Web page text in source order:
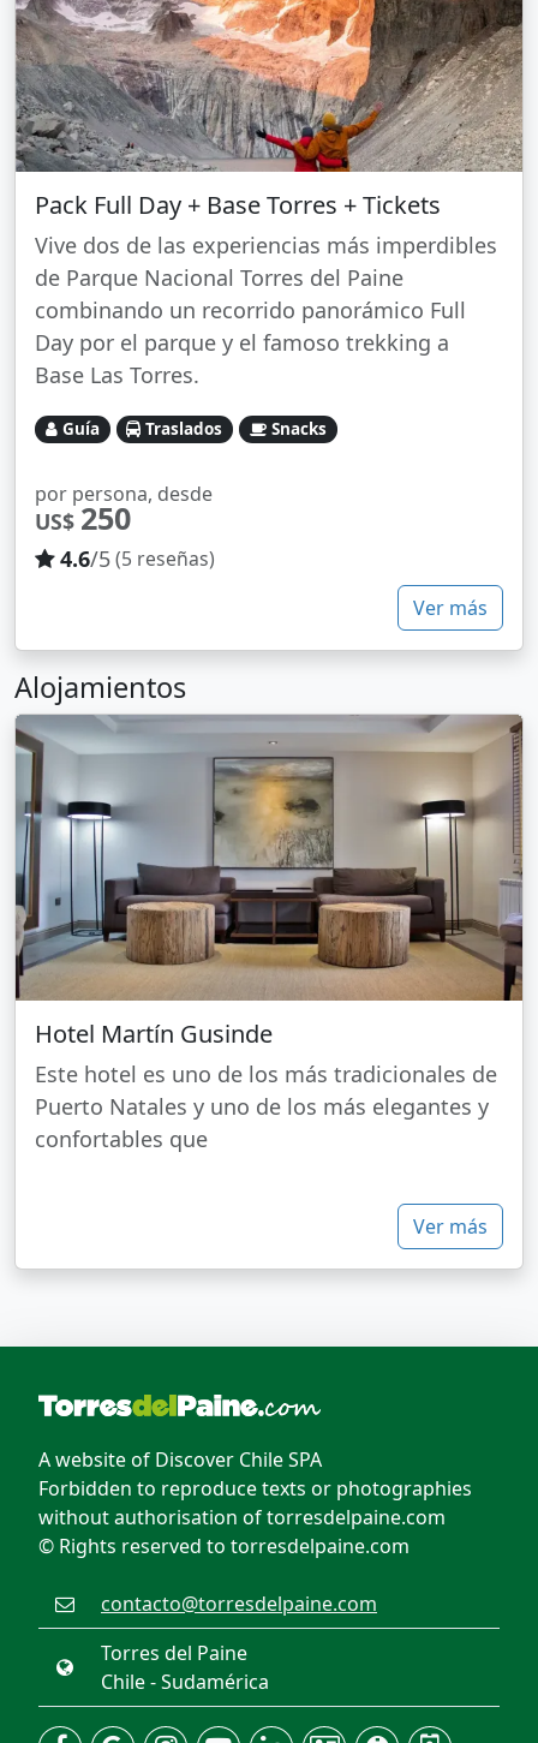
Pack Full Day + Base Torres + Tickets
Vive dos de las experiencias más imperdibles
de Parque Nacional Torres del Paine
combinando un recorrido panorámico Full
Day por el parque y el famoso trekking a
Base Las Torres.
Guía Traslados Snacks
por persona, desde
US$ 250
4.6/5(5 reseñas)
Ver más
Alojamientos
Hotel Martín Gusinde
Este hotel es uno de los más tradicionales de
Puerto Natales y uno de los más elegantes y
confortables que
Ver más
A website of Discover Chile SPA
Forbidden to reproduce texts or photographies
without authorisation of torresdelpaine.com
© Rights reserved to torresdelpaine.com
contacto@torresdelpaine.com
Torres del Paine
Chile - Sudamérica